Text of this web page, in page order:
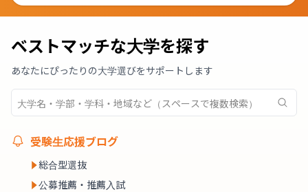
ベストマッチな大学を探す
あなたにぴったりの大学選びをサポートします
受験生応援ブログ
総合型選抜
公募推薦・推薦入試